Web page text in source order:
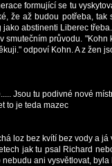
formující se tu
že až budou potřeba,
abstinenti Liberec
smutečním průvodu.
odpoví Kohn. A z žen
Jsou tu podivné nové
to je teda mazec
loz bez kvítí bez vody a
jak tu psal Richard
ani vysvětlovat,